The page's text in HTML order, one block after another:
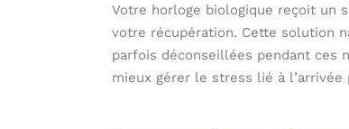
Votre horloge biologique reçoit un
votre récupération. Cette solution
parfois déconseillées pendant ces
mieux gérer le stress lié à l’arrivée